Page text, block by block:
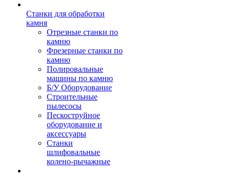
Станки для обработки
камня
Отрезные станки по
камню
Фрезерные станки по
камню
Полировальные
машины по камню
Б/У Оборудование
Строительные
пылесосы
Пескоструйное
оборудование и
аксессуары
Станки
шлифовальные
колено-рычажные